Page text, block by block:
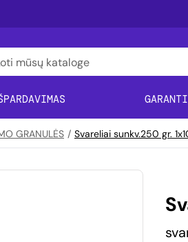
GRANULĖS / Svareliai sunkv.250 gr.